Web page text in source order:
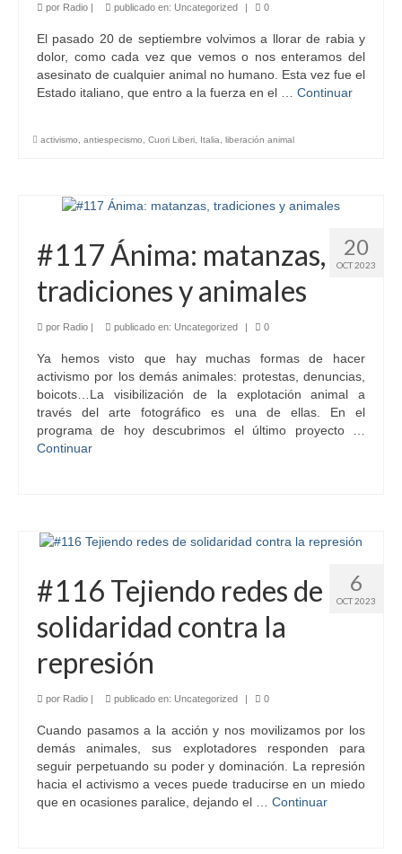
por Radio | publicado en: Uncategorized | 0
El pasado 20 de septiembre volvimos a llorar de rabia y
dolor, como cada vez que vemos o nos enteramos del
asesinato de cualquier animal no humano. Esta vez fue el
Estado italiano, que entro a la fuerza en el … Continuar
activismo antiespecismo Cuori Liberi Italia liberación animal
20
OCT 2023
#117 Ánima: matanzas,
tradiciones y animales
por Radio | publicado en: Uncategorized | 0
Ya hemos visto que hay muchas formas de hacer
activismo por los demás animales: protestas, denuncias,
boicots…La visibilización de la explotación animal a
través del arte fotográfico es una de ellas. En el
programa de hoy descubrimos el último proyecto …
Continuar
6
OCT 2023
#116 Tejiendo redes de
solidaridad contra la
represión
por Radio | publicado en: Uncategorized | 0
Cuando pasamos a la acción y nos movilizamos por los
demás animales, sus explotadores responden para
seguir perpetuando su poder y dominación. La represión
hacia el activismo a veces puede traducirse en un miedo
que en ocasiones paralice, dejando el … Continuar